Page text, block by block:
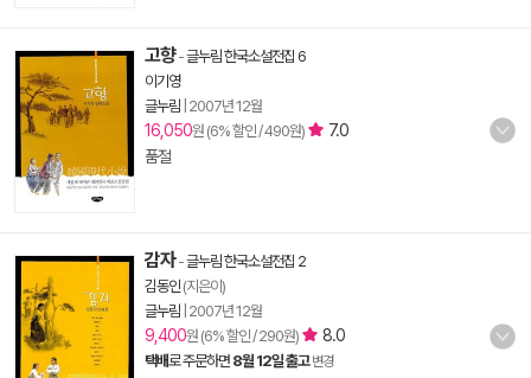
고향-글누림 한국소설전집 6
이기영
글누림 2007년 12월
16,050원 (6% 할인 / 490원)
7.0
품절
감자-글누림 한국소설전집 2
김동인 (지은이)
글누림 2007년 12월
9,400원 (6% 할인 / 290원) 8.0
택배로 주문하면 8월 12일 출고 변경